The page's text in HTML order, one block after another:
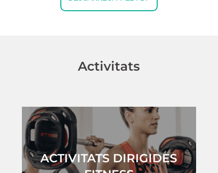
Activitats
ACTIVITATS DIRIGIDES